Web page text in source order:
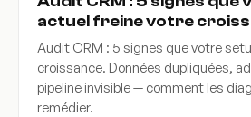
actuel freine votre
Audit CRM : 5 signes que votre
croissance. Données dupliquées,
pipeline invisible — comment les
remédier.